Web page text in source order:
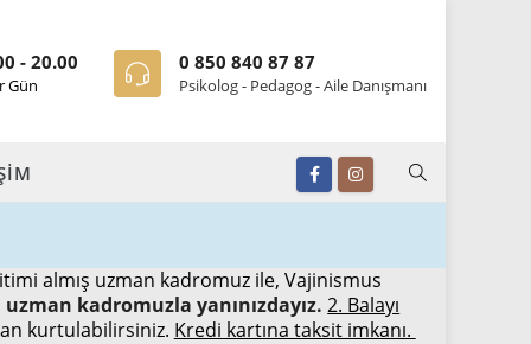
- 20.00
Gün
0 850 840 87 87
Psikolog - Pedagog - Aile Danışmanı
almış uzman kadromuz ile, Vajinismus
kadromuzla yanınızdayız. 2. Balayı
kurtulabilirsiniz. Kredi kartına taksit imkanı.